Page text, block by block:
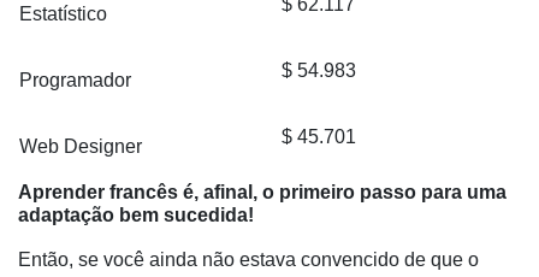
Estatístico $ 62.117
Programador $ 54.983
Web Designer $ 45.701
Aprender francês é, afinal, o primeiro passo para uma
adaptação bem sucedida!
Então, se você ainda não estava convencido de que o